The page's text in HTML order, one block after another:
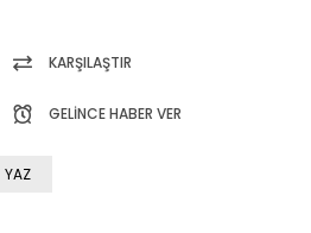
KARŞILAŞTIR
GELINCE HABER VER
YAZ